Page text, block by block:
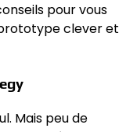
pour vous
clever et
Mais peu de